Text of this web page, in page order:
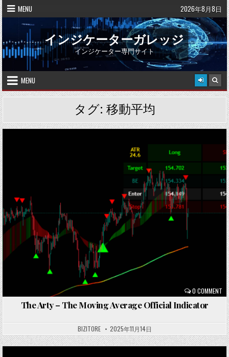
Skip
to
content
MENU 2026年8月8日
インジケーターガレッジ
インジケーター専門サイト
MENU
タグ: 移動平均
0 COMMENT
The Arty – The Moving Average Official Indicator
BIZITORE 2025年11月14日